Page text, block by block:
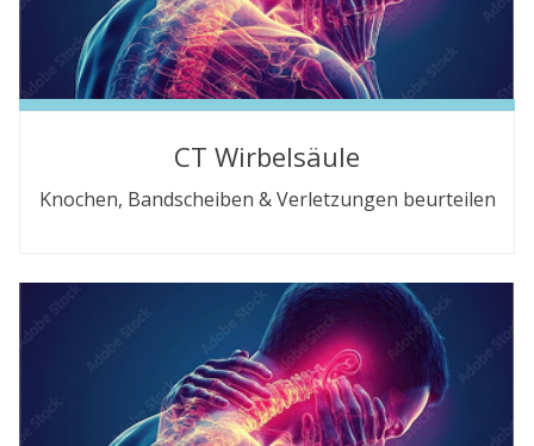
CT Wirbelsäule
Knochen, Bandscheiben & Verletzungen beurteilen